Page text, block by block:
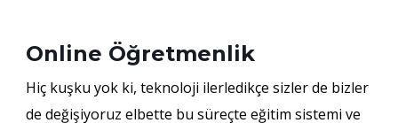
Online Öğretmenlik
Hiç kuşku yok ki, teknoloji ilerledikçe sizler de bizler
de değişiyoruz elbette bu süreçte eğitim sistemi ve